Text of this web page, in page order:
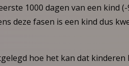
1000 dagen van een kind
deze fasen is een kind dus
hoe het kan dat kinderen